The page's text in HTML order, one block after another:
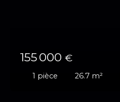
155 000 €
1 pièce 26.7 m²